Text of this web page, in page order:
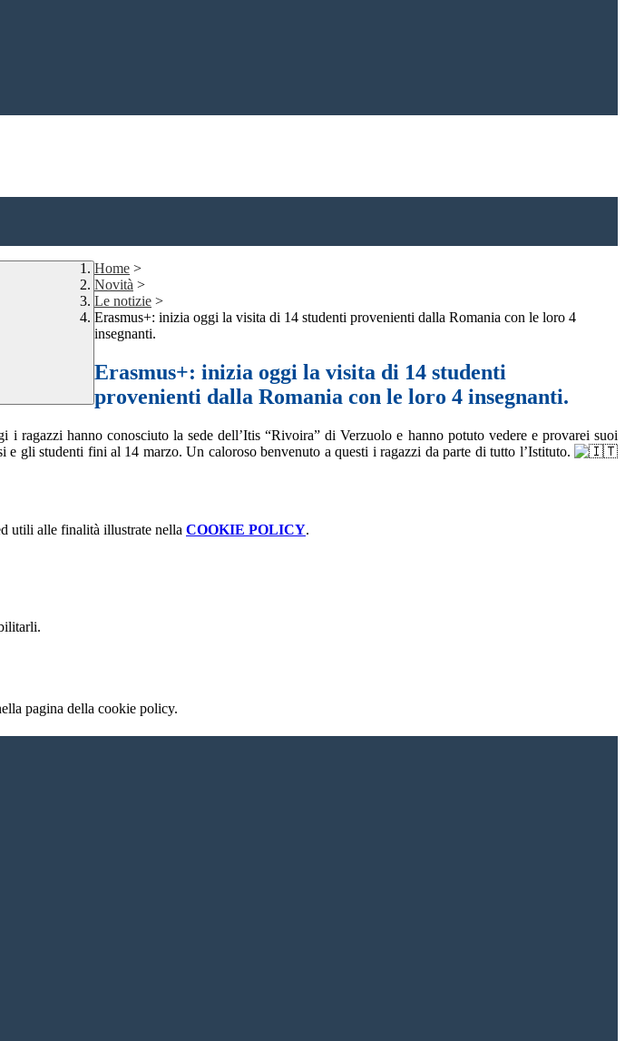
Home >
Novità >
Le notizie >
Erasmus+: inizia oggi la visita di 14 studenti provenienti dalla Romania con le loro 4
insegnanti.
Erasmus+: inizia oggi la visita di 14 studenti
provenienti dalla Romania con le loro 4 insegnanti.
hanno conosciuto la sede dell’Itis “Rivoira” di Verzuolo e hanno potuto vedere e provarei suoi
gli studenti fini al 14 marzo. Un caloroso benvenuto a questi i ragazzi da parte di tutto l’Istituto.
utili alle finalità illustrate nella COOKIE POLICY.
pagina della cookie policy.